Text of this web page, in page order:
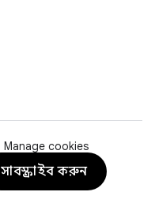
Manage cookies
সাবস্ক্রাইব করুন